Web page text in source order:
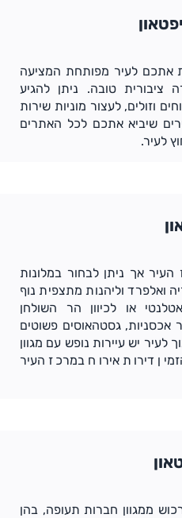
אתכם לעיר מפותחת המציעה
ציבורית טובה. ניתן להגיע
וזולים, לעצור מוניות שירות
שיביא אתכם לכל האתרים
לעיר.
אך ניתן לבחור במלונות
ואלפרד וליהנות מתצפית נוף
או לכיוון הר השולחן
אכסניות, גסטהאוסים פשוטים
לעיר יש עיירות נופש עם מגוון
דירות אירוח במרכז העיר
ממגוון חברות תעופה, בהן